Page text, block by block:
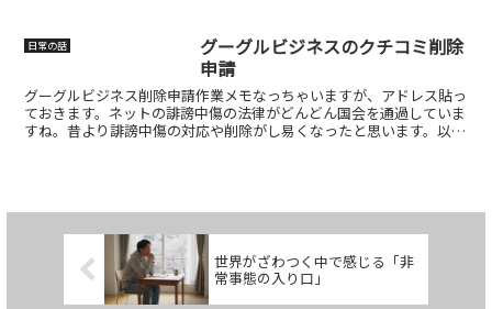
日常の話
グーグルビジネスのクチコミ削除
申請
グーグルビジネス削除申請作業メモなっちゃいますが、アドレス貼っ
ておきます。ネットの誹謗中傷の法律がどんどん国会を通過していま
すね。昔より誹謗中傷の対応や削除がし易くなったと思います。以前
世界がざわつく中で感じる「非
常事態の入り口」